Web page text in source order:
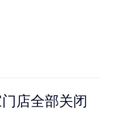
店全部关闭